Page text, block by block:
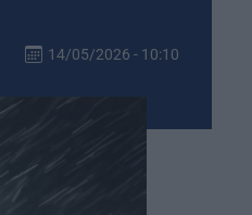
14/05/2026 - 10:10